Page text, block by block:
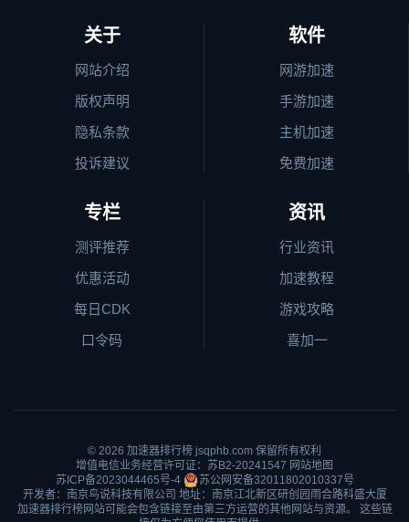
关于
网站介绍
版权声明
隐私条款
投诉建议
软件
网游加速
手游加速
主机加速
免费加速
专栏
测评推荐
优惠活动
每日CDK
口令码
资讯
行业资讯
加速教程
游戏攻略
喜加一
© 2026 加速器排行榜 jsqphb.com 保留所有权利
增值电信业务经营许可证：苏B2-20241547 网站地图
苏ICP备2023044465号-4
苏公网安备32011802010337号
开发者：南京鸟说科技有限公司 地址：南京江北新区研创园雨合路科盛大厦
加速器排行榜网站可能会包含链接至由第三方运营的其他网站与资源。 这些链